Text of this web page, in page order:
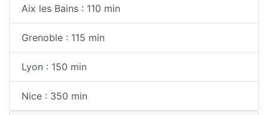
Aix les Bains : 110 min
Grenoble : 115 min
Lyon : 150 min
Nice : 350 min